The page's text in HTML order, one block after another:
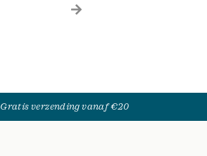
Gratis verzending vanaf €20